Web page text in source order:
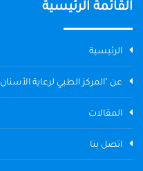
القائمة الرئيسية
الرئيسية
عن "المركز الطبي لرعاية الأسنان"
المقالات
اتصل بنا